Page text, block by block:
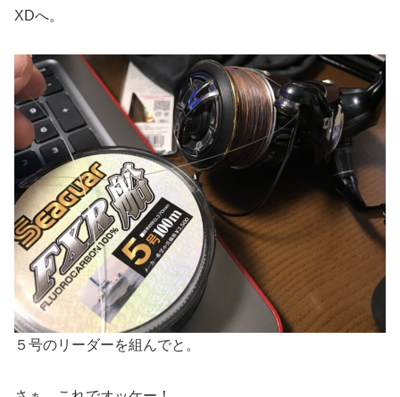
XDへ。
５号のリーダーを組んでと。